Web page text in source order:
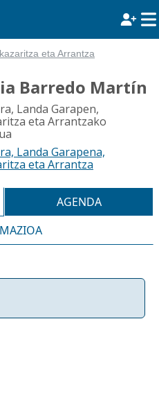
eta Arrantza
Barredo Martín
Landa Garapen,
eta Arrantzako
Landa Garapena,
eta Arrantza
AGENDA